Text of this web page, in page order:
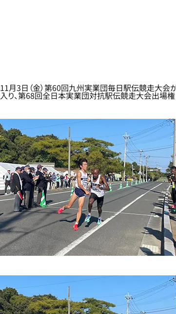
11月3日（金）第60回九州実業団毎日駅伝競走大会
入り、第68回全日本実業団対抗駅伝競走大会出場権